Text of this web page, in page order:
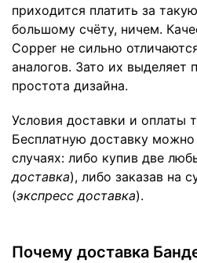
приходится платить за
большому счёту, ничем.
Copper не сильно
аналогов. Зато их выделяет
простота дизайна.
Условия доставки и оплаты
Бесплатную доставку можно
случаях: либо купив две
доставка), либо заказав на
(экспресс доставка).
Почему доставка